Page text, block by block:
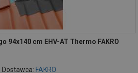
94x140 cm EHV-AT Thermo FAKRO
Dostawca: FAKRO